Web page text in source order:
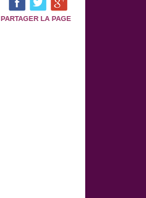
PARTAGER LA PAGE